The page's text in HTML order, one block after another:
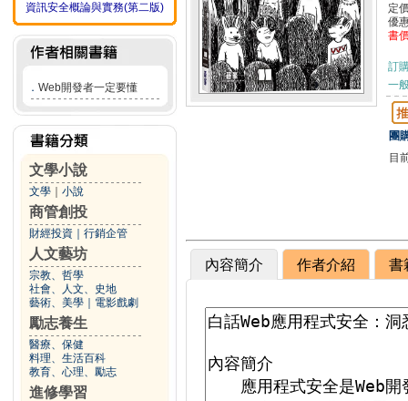
資訊安全概論與實務(第二版)
． Web開發者一定要懂
文學小說
文學 小說
商管創投
財經投資 行銷企管
人文藝坊
宗教、哲學
社會、人文、史地
藝術、美學
電影戲劇
勵志養生
醫療、保健
料理、生活百科
教育、心理、勵志
進修學習
定
優
書
訂
一
團
目
內容簡介 作者介紹 書